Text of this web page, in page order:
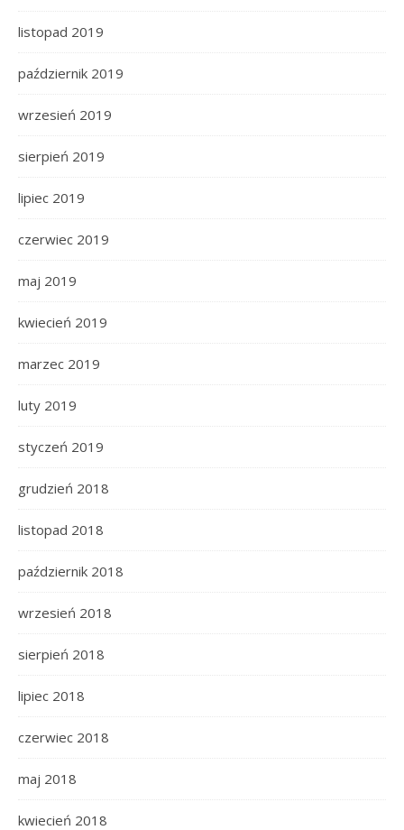
listopad 2019
październik 2019
wrzesień 2019
sierpień 2019
lipiec 2019
czerwiec 2019
maj 2019
kwiecień 2019
marzec 2019
luty 2019
styczeń 2019
grudzień 2018
listopad 2018
październik 2018
wrzesień 2018
sierpień 2018
lipiec 2018
czerwiec 2018
maj 2018
kwiecień 2018